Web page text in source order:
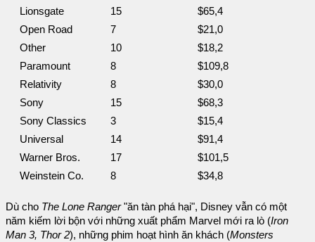
Lionsgate
15
$65,4
Open Road
7
$21,0
Other
10
$18,2
Paramount
8
$109,8
Relativity
8
$30,0
Sony
15
$68,3
Sony Classics
3
$15,4
Universal
14
$91,4
Warner Bros.
17
$101,5
Weinstein Co.
8 $34,8
Dù cho The Lone Ranger"ăn tàn phá hại", Disney vẫn có một
năm kiếm lời bộn với những xuất phẩm Marvel mới ra lò (Iron
Man 3, Thor 2), những phim hoạt hình ăn khách (Monsters